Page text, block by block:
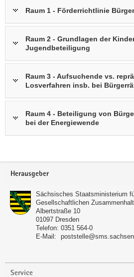
Raum 1 - Förderrichtlinie
Raum 2 - Grundlagen der
Jugendbeteiligung
Raum 3 - Aufsuchende vs.
Losverfahren insb. bei
Raum 4 - Beteiligung von
bei der Energiewende
Footer-
Herausgeber
Sächsisches Staatsministerium
Gesellschaftlichen Zusammenhalt
Albertstraße 10
01097 Dresden
Telefon: 0351 564-0
E-Mail:
Service